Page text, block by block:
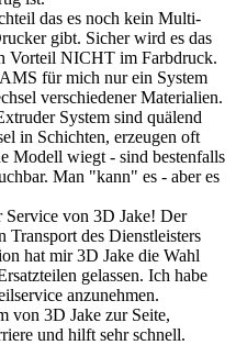
das es noch kein Multi-
gibt. Sicher wird es das
Vorteil NICHT im Farbdruck.
für mich nur ein System
verschiedener Materialien.
System sind quälend
in Schichten, erzeugen oft
Modell wiegt - sind bestenfalls
Man "kann" es - aber es
Service von 3D Jake! Der
Transport des Dienstleisters
hat mir 3D Jake die Wahl
gelassen. Ich habe
anzunehmen.
von 3D Jake zur Seite,
und hilft sehr schnell.